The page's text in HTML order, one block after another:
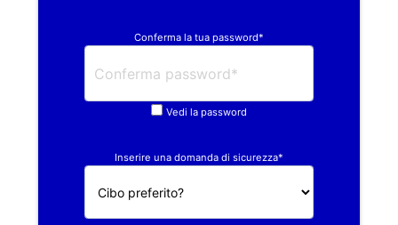
Conferma la tua password*
Vedi la password
Inserire una domanda di sicurezza*